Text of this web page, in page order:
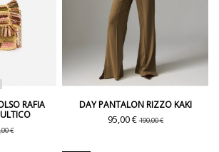
RAFIA
€
DAY PANTALON RIZZO KAKI
95,00 €190,00 €